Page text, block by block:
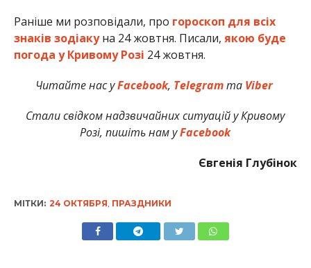
Раніше ми розповідали, про гороскоп для всіх
знаків зодіакуна 24 жовтня. Писали, якою буде
погода у Кривому Розі 24 жовтня.
Читайте нас уFacebook, Telegramта Viber
Стали свідком надзвичайних ситуацій у Кривому
Розі, пишіть нам уFacebook
Євгенія Глубінок
МІТКИ: 24 ОКТЯБРЯ, ПРАЗДНИКИ